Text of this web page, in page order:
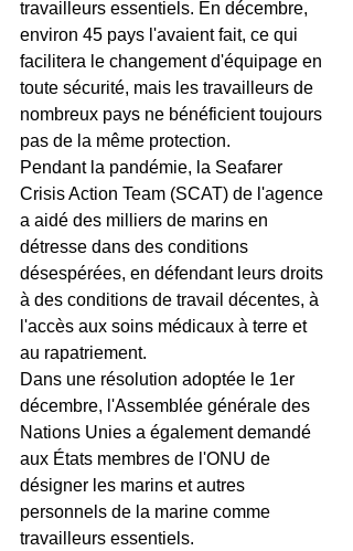
travailleurs essentiels. En décembre,
environ 45 pays l'avaient fait, ce qui
facilitera le changement d'équipage en
toute sécurité, mais les travailleurs de
nombreux pays ne bénéficient toujours
pas de la même protection.
Pendant la pandémie, la Seafarer
Crisis Action Team (SCAT) de l'agence
a aidé des milliers de marins en
détresse dans des conditions
désespérées, en défendant leurs droits
à des conditions de travail décentes, à
l'accès aux soins médicaux à terre et
au rapatriement.
Dans une résolution adoptée le 1er
décembre, l'Assemblée générale des
Nations Unies a également demandé
aux États membres de l'ONU de
désigner les marins et autres
personnels de la marine comme
travailleurs essentiels.